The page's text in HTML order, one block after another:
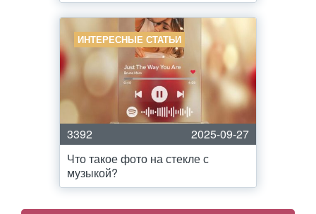
ИНТЕРЕСНЫЕ СТАТЬИ
3392
2025-09-27
Что такое фото на стекле с
музыкой?